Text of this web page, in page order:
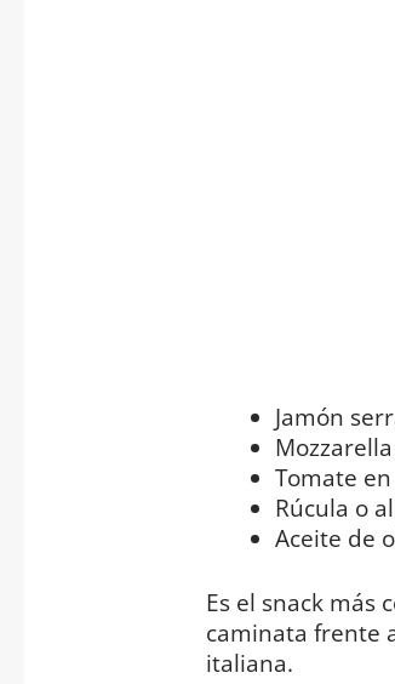
Jamón
Tomate
Rúcula o
Aceite de
Es el snack más
caminata frente
italiana.